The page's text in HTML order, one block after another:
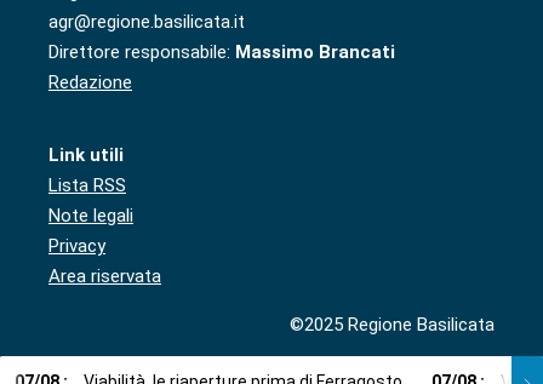
agr@regione.basilicata.it
Direttore responsabile: Massimo Brancati
Redazione
Link utili
Lista RSS
Note legali
Privacy
Area riservata
©2025 Regione Basilicata